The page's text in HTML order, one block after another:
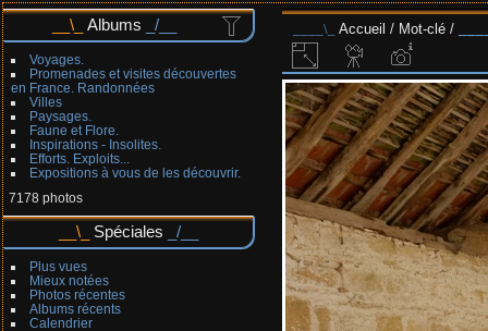
Albums
Voyages.
Promenades et visites découvertes
en France. Randonnées
Villes
Paysages.
Faune et Flore.
Inspirations - Insolites.
Efforts. Exploits...
Expositions à vous de les découvrir.
7178 photos
Spéciales
Plus vues
Mieux notées
Photos récentes
Albums récents
Calendrier
Accueil / Mot-clé /